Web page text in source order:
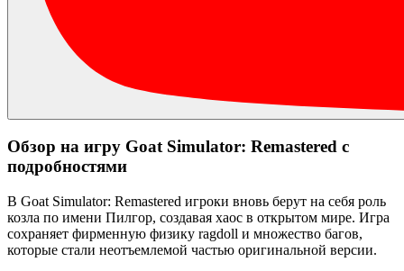
Обзор на игру Goat Simulator: Remastered с
подробностями
В Goat Simulator: Remastered игроки вновь берут на себя роль
козла по имени Пилгор, создавая хаос в открытом мире. Игра
сохраняет фирменную физику ragdoll и множество багов,
которые стали неотъемлемой частью оригинальной версии.